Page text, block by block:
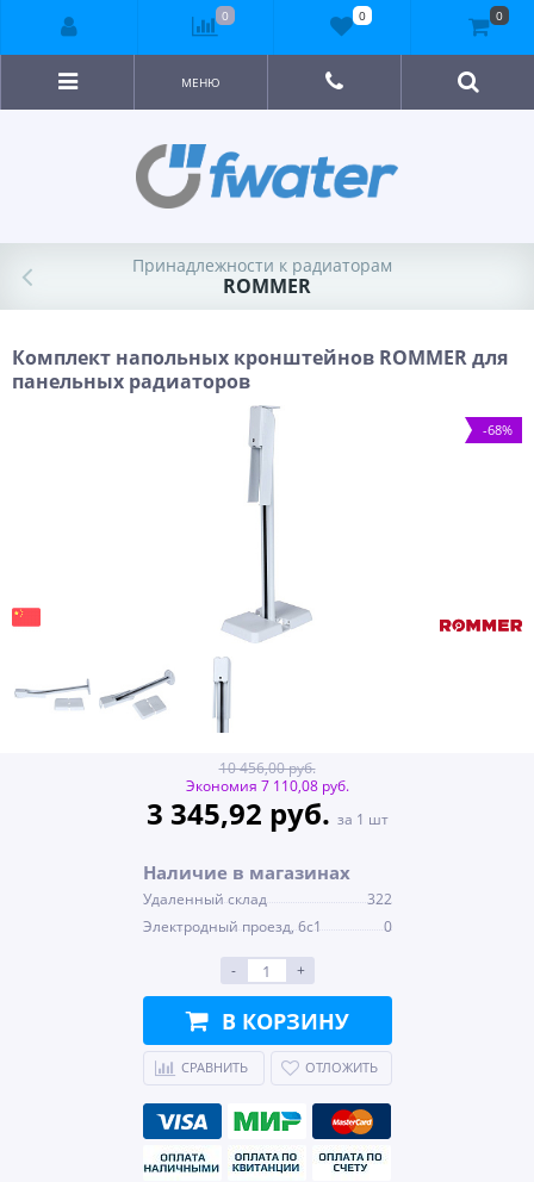
МЕНЮ
Принадлежности к радиаторам
ROMMER
Комплект напольных кронштейнов ROMMER для
панельных радиаторов
-68%
10 456,00 руб.
Экономия 7 110,08 руб.
3 345,92 руб. за 1 шт
Наличие в магазинах
Удаленный склад
322
Электродный проезд, 6с1
0
- +
В КОРЗИНУ
СРАВНИТЬ ОТЛОЖИТЬ
0 0 0